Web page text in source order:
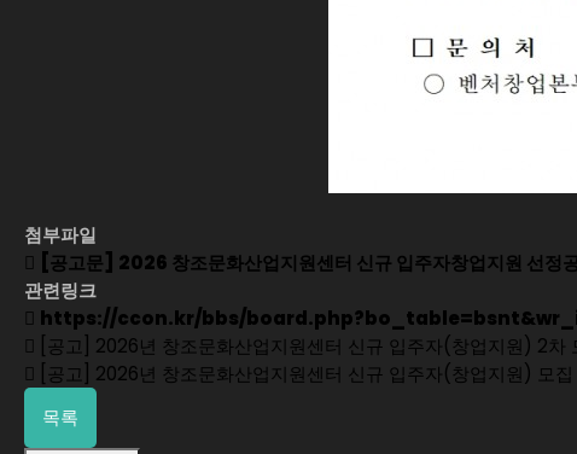
첨부파일
[공고문] 2026 창조문화산업지원센터 신규 입주자창업지원 선정
관련링크
https://ccon.kr/bbs/
[공고] 2026년 창조문화산업지원센터 신규 입주자(창업지원) 2차
[공고] 2026년 창조문화산업지원센터 신규 입주자(창업지원) 모집
목록